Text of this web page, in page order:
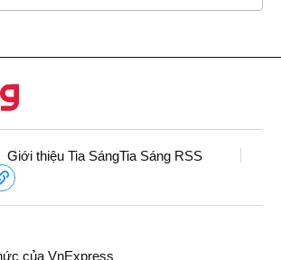
Giới thiệu Tia SángTia Sáng RSS
của VnExpress